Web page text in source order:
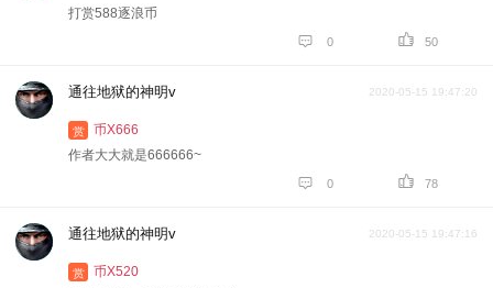
打赏588逐浪币
 0  50
通往地狱的神明v 2020-05-15 19:47:20
赏
币X666
作者大大就是666666~
 0  78
通往地狱的神明v 2020-05-15 19:47:16
赏
币X520